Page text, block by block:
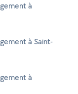
à
à Saint-
à